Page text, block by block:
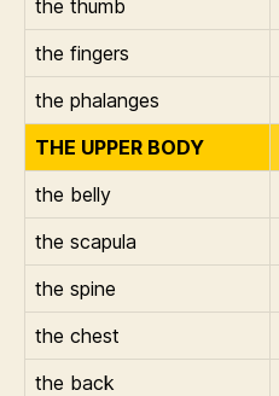
the thumb
the fingers
the phalanges
THE UPPER BODY
the belly
the scapula
the spine
the chest
the back